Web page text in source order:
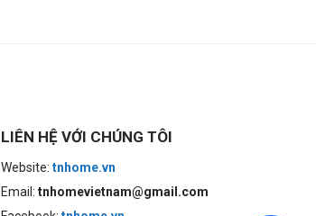
LIÊN HỆ VỚI CHÚNG TÔI
Website: tnhome.vn
Email: tnhomevietnam@gmail.com